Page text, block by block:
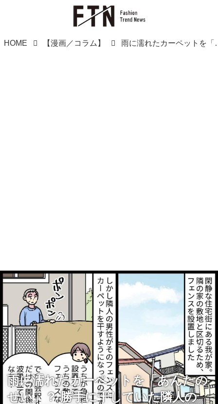
HOME 【漫画／コラム】 雨に濡れたカーペッ
雨に濡れたカーペットを「あんたの
せい」？ 勝手に干していた隣人の